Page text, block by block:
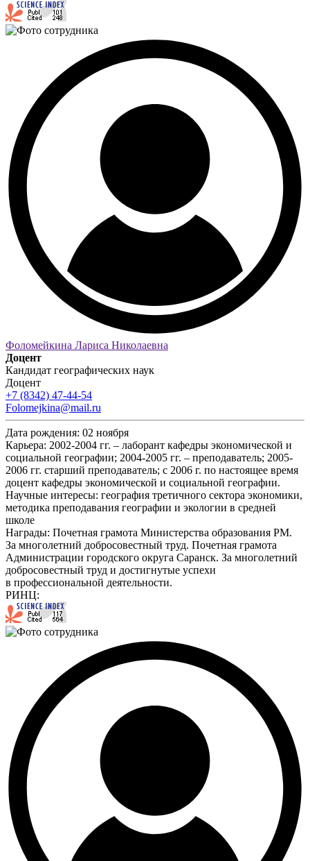
Фоломейкина Лариса Николаевна
Доцент
Кандидат географических наук
Доцент
+7 (8342) 47-44-54
Folomejkina@mail.ru
Дата рождения: 02 ноября
Карьера: 2002-2004 гг. – лаборант кафедры экономической и
социальной географии; 2004-2005 гг. – преподаватель; 2005-
2006 гг. старший преподаватель; с 2006 г. по настоящее время
доцент кафедры экономической и социальной географии.
Научные интересы: география третичного сектора экономики,
методика преподавания географии и экологии в средней
школе
Награды: Почетная грамота Министерства образования РМ.
За многолетний добросовестный труд. Почетная грамота
Администрации городского округа Саранск. За многолетний
добросовестный труд и достигнутые успехи
в профессиональной деятельности.
РИНЦ: